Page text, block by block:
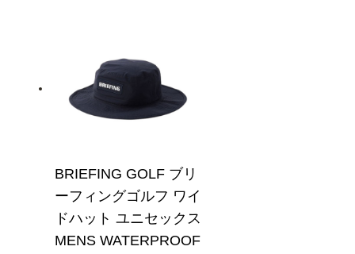
BRIEFING GOLF ブリ
ーフィングゴルフ ワイ
ドハット ユニセックス
MENS WATERPROOF